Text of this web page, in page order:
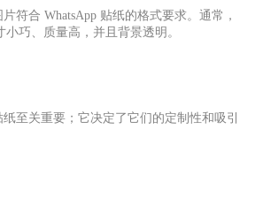
符合 WhatsApp 贴纸的格式要求。通常，
小巧、质量高，并且背景透明。
至关重要；它决定了它们的定制性和吸引